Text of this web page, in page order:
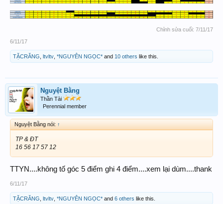
Chỉnh sửa cuối: 7/11/17
6/11/17
TẶCRĂNG ltvltv *NGUYÊN NGỌC* and 10 others like this.
Nguyệt Bằng
Thần Tài
Perennial member
Nguyệt Bằng nói: ↑
TP & ĐT
16 56 17 57 12
TTYN....không tố góc 5 điểm ghi 4 điểm....xem lại dùm....thank
6/11/17
TẶCRĂNG ltvltv *NGUYÊN NGỌC* and 6 others like this.